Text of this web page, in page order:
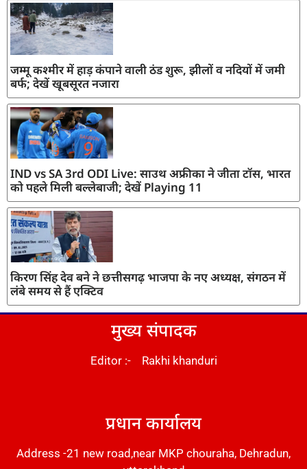
जम्मू कश्मीर में हाड़ कंपाने वाली ठंड शुरू, झीलों व नदियों में जमी
बर्फ; देखें खूबसूरत नजारा
IND vs SA 3rd ODI Live: साउथ अफ्रीका ने जीता टॉस, भारत
को पहले मिली बल्लेबाजी; देखें Playing 11
किरण सिंह देव बने ने छत्तीसगढ़ भाजपा के नए अध्यक्ष, संगठन में
लंबे समय से हैं एक्टिव
मुख्य संपादक
Editor :- Rakhi khanduri
प्रधान कार्यालय
Address -21 new road,near MKP chouraha, Dehradun,